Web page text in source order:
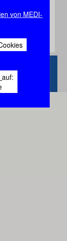
von MEDI-
auf: